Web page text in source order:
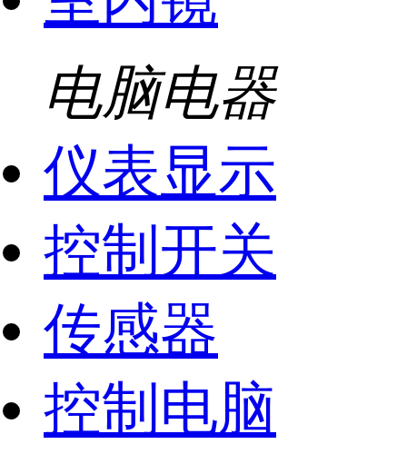
电脑电器
仪表显示
控制开关
传感器
控制电脑